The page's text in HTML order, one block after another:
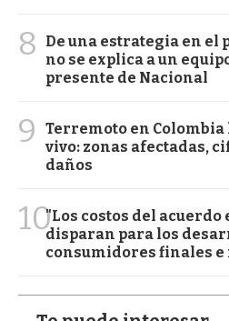
8
De una estrategia en el
no se explica a un
presente de Nacional
9
Terremoto en Colombia
vivo: zonas afectadas,
daños
10"Los costos del
disparan para los
consumidores finales e